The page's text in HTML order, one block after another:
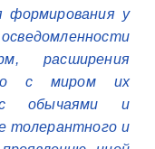
формирования у
расширения
с миром их
с обычаями и
толерантного и